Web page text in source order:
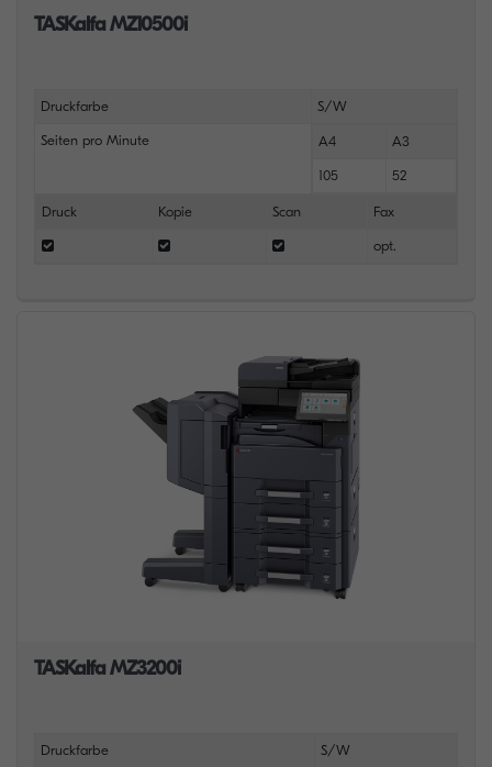
TASKalfa MZ10500i
Druckfarbe S/W
Seiten pro Minute A4 A3
105 52
Druck Kopie Scan Fax
opt.
TASKalfa MZ3200i
Druckfarbe S/W